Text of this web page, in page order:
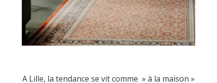
A Lille, la tendance se vit comme » à la maison »